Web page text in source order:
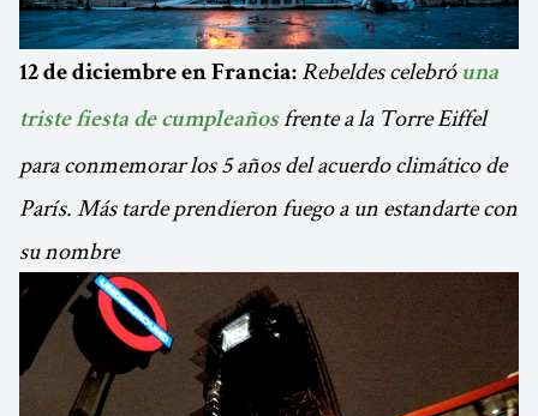
12 de diciembre en Francia: Rebeldes celebró una
triste fiesta de cumpleañosfrente a la Torre Eiffel
para conmemorar los 5 años del acuerdo climático de
París. Más tarde prendieron fuego a un estandarte con
su nombre